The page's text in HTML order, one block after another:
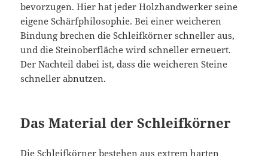
bevorzugen. Hier hat jeder Holzhandwerker seine
eigene Schärfphilosophie. Bei einer weicheren
Bindung brechen die Schleifkörner schneller aus,
und die Steinoberfläche wird schneller erneuert.
Der Nachteil dabei ist, dass die weicheren Steine
schneller abnutzen.
Das Material der Schleifkörner
Die Schleifkörner bestehen aus extrem harten